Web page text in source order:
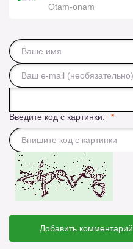
Otam-onam
Введите код с картинки:
Добавить комментарий